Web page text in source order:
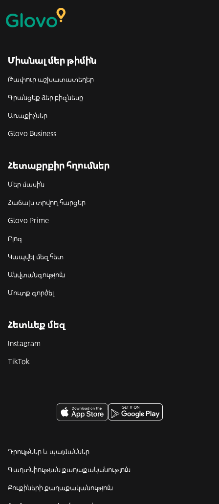
Միանալ մեր թիմին
Թափուր աշխատատեղեր
Գրանցեք ձեր բիզնեսը
Առաքիչներ
Glovo Business
Հետաքրքիր հղումներ
Մեր մասին
Հաճախ տրվող հարցեր
Glovo Prime
Բլոգ
Կապվել մեզ հետ
Անվտանգություն
Մուտք գործել
Հետևեք մեզ
Instagram
TikTok
Դրույթներ և պայմաններ
Գաղտնիության քաղաքականություն
Քուքիների քաղաքականություն